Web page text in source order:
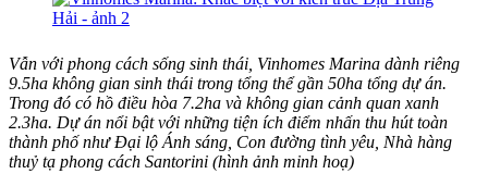
Vẫn với phong cách sống sinh thái, Vinhomes Marina dành riêng
9.5ha không gian sinh thái trong tổng thể gần 50ha tổng dự án.
Trong đó có hồ điều hòa 7.2ha và không gian cảnh quan xanh
2.3ha. Dự án nổi bật với những tiện ích điểm nhấn thu hút toàn
thành phố như Đại lộ Ánh sáng, Con đường tình yêu, Nhà hàng
thuỷ tạ phong cách Santorini (hình ảnh minh hoạ)